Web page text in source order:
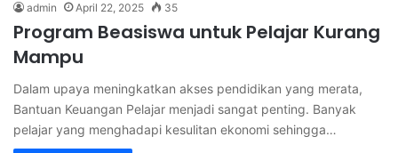
admin April 22, 2025 35
Program Beasiswa untuk Pelajar Kurang
Mampu
Dalam upaya meningkatkan akses pendidikan yang merata,
Bantuan Keuangan Pelajar menjadi sangat penting. Banyak
pelajar yang menghadapi kesulitan ekonomi sehingga…